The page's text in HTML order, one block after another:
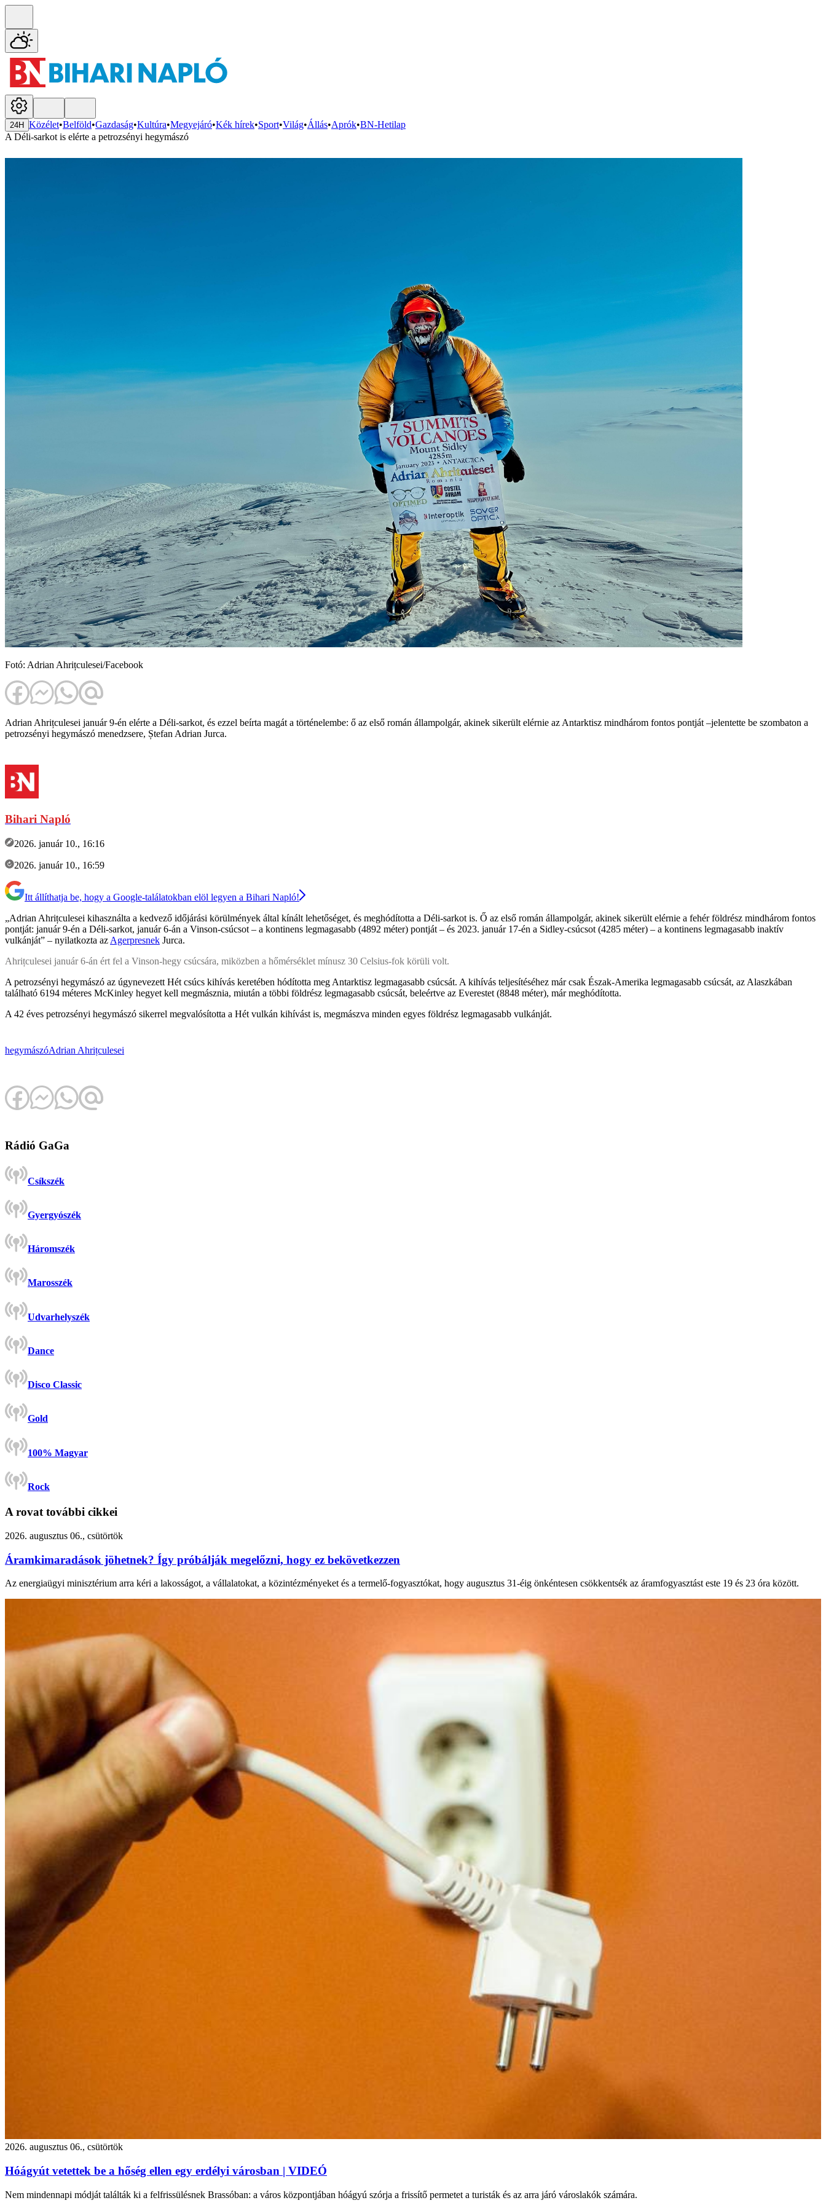
24H Közélet•Belföld•Gazdaság•Kultúra•Megyejáró•Kék hírek•Sport•Világ•Állás•Aprók•BN-Hetilap
A Déli-sarkot is elérte a petrozsényi hegymászó
Fotó: Adrian Ahrițculesei/Facebook
Adrian Ahrițculesei január 9-én elérte a Déli-sarkot, és ezzel beírta magát a történelembe: ő az első román állampolgár, akinek sikerült elérnie az Antarktisz mindhárom fontos pontját –jelentette be szombaton a
petrozsényi hegymászó menedzsere, Ștefan Adrian Jurca.
Bihari Napló
2026. január 10., 16:16
2026. január 10., 16:59
Itt állíthatja be, hogy a Google-találatokban elöl legyen a Bihari Napló!
„Adrian Ahrițculesei kihasználta a kedvező időjárási körülmények által kínált lehetőséget, és meghódította a Déli-sarkot is. Ő az első román állampolgár, akinek sikerült elérnie a fehér földrész mindhárom fontos
pontját: január 9-én a Déli-sarkot, január 6-án a Vinson-csúcsot – a kontinens legmagasabb (4892 méter) pontját – és 2023. január 17-én a Sidley-csúcsot (4285 méter) – a kontinens legmagasabb inaktív
vulkánját” – nyilatkozta az Agerpresnek Jurca.
Ahrițculesei január 6-án ért fel a Vinson-hegy csúcsára, miközben a hőmérséklet mínusz 30 Celsius-fok körüli volt.
A petrozsényi hegymászó az úgynevezett Hét csúcs kihívás keretében hódította meg Antarktisz legmagasabb csúcsát. A kihívás teljesítéséhez már csak Észak-Amerika legmagasabb csúcsát, az Alaszkában
található 6194 méteres McKinley hegyet kell megmásznia, miután a többi földrész legmagasabb csúcsát, beleértve az Everestet (8848 méter), már meghódította.
A 42 éves petrozsényi hegymászó sikerrel megvalósította a Hét vulkán kihívást is, megmászva minden egyes földrész legmagasabb vulkánját.
hegymászóAdrian Ahrițculesei
Rádió GaGa
Csíkszék
Gyergyószék
Háromszék
Marosszék
Udvarhelyszék
Dance
Disco Classic
Gold
100% Magyar
Rock
A rovat további cikkei
2026. augusztus 06., csütörtök
Áramkimaradások jöhetnek? Így próbálják megelőzni, hogy ez bekövetkezzen
Az energiaügyi minisztérium arra kéri a lakosságot, a vállalatokat, a közintézményeket és a termelő-fogyasztókat, hogy augusztus 31-éig önkéntesen csökkentsék az áramfogyasztást este 19 és 23 óra között.
2026. augusztus 06., csütörtök
Hóágyút vetettek be a hőség ellen egy erdélyi városban | VIDEÓ
Nem mindennapi módját találták ki a felfrissülésnek Brassóban: a város központjában hóágyú szórja a frissítő permetet a turisták és az arra járó városlakók számára.